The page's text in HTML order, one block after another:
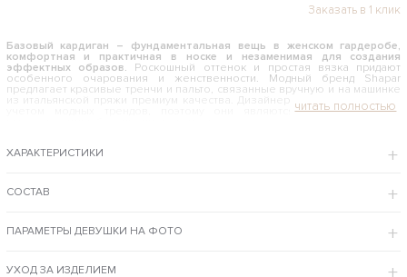
Заказать в 1 клик
Базовый кардиган – фундаментальная вещь в женском гардеробе,
комфортная и практичная в носке и незаменимая для создания
эффектных образов. Роскошный оттенок и простая вязка придают
особенного очарования и женственности. Модный бренд Shapar
предлагает красивые тренчи и пальто, связанные вручную и на машинке
из итальянской пряжи премиум качества. Дизайнеры создают модели с
учетом модных трендов, поэтому они являются ярким примером
вечернего образа. Классический фасон, удобный крой оверсайз,
средняя длина – вещь такого плана задает тон и настроение на каждый
комплекте с платьем. Благодаря свободному стилевому направлению
своему вкусу.
ХАРАКТЕРИСТИКИ
СОСТАВ
ПАРАМЕТРЫ ДЕВУШКИ НА ФОТО
УХОД ЗА ИЗДЕЛИЕМ